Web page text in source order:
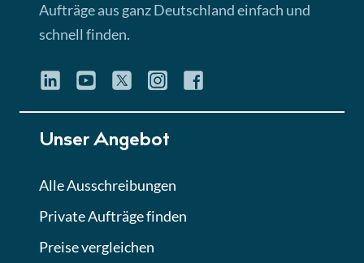
Aufträge aus ganz Deutschland einfach und
schnell finden.
Unser Angebot
Alle Ausschreibungen
Private Aufträge finden
Preise vergleichen